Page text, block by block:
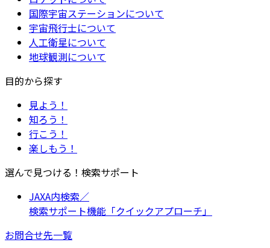
国際宇宙ステーションについて
宇宙飛行士について
人工衛星について
地球観測について
目的から探す
見よう！
知ろう！
行こう！
楽しもう！
選んで見つける！検索サポート
JAXA内検索／
検索サポート機能「クイックアプローチ」
お問合せ先一覧